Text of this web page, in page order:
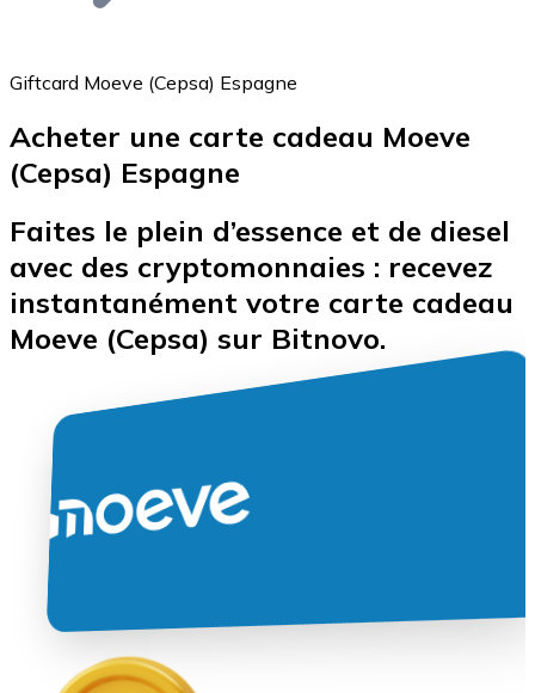
Bitcoin
Ethereum
Giftcard Moeve (Cepsa) Espagne
Acheter une carte cadeau Moeve
(Cepsa) Espagne
Faites le plein d’essence et de diesel
avec des cryptomonnaies : recevez
instantanément votre carte cadeau
Moeve (Cepsa) sur Bitnovo.